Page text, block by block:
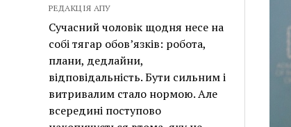
РЕДАКЦІЯ АПУ
Сучасний чоловік щодня несе на
собі тягар обов’язків: робота,
плани, дедлайни,
відповідальність. Бути сильним і
витривалим стало нормою. Але
всередині поступово